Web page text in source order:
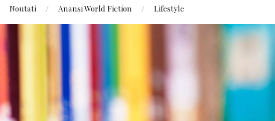
Noutati Anansi World Fiction Lifestyle